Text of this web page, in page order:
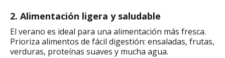
2. Alimentación ligera y saludable
El verano es ideal para una alimentación más fresca.
Prioriza alimentos de fácil digestión: ensaladas, frutas,
verduras, proteínas suaves y mucha agua.